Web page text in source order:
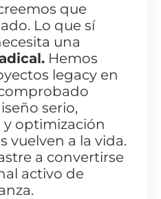
que
Lo que sí
una
Hemos
legacy en
serio,
y optimización
vuelven a la vida.
a convertirse
activo de